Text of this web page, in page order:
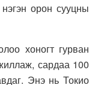
орон сууцны
хоногт гурван
сардаа 100
Энэ нь Токио